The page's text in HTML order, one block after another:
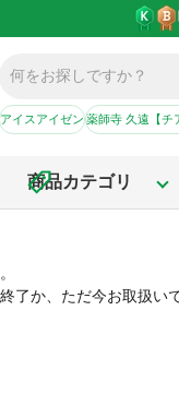
アイスアイゼン薬師寺 久遠【チ
商品カテゴリ
了か、ただ今お取扱い